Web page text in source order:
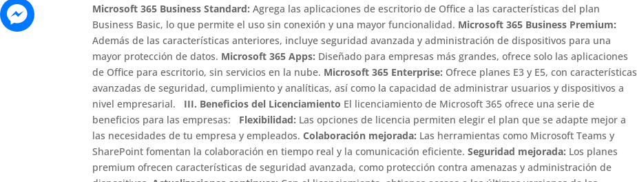
Microsoft 365 Business Standard: Agrega las aplicaciones de escritorio de Office a las características del plan
Business Basic, lo que permite el uso sin conexión y una mayor funcionalidad. Microsoft 365 Business Premium:
Además de las características anteriores, incluye seguridad avanzada y administración de dispositivos para una
mayor protección de datos. Microsoft 365 Apps: Diseñado para empresas más grandes, ofrece solo las aplicaciones
de Office para escritorio, sin servicios en la nube. Microsoft 365 Enterprise: Ofrece planes E3 y E5, con características
avanzadas de seguridad, cumplimiento y analíticas, así como la capacidad de administrar usuarios y dispositivos a
nivel empresarial. III. Beneficios del Licenciamiento El licenciamiento de Microsoft 365 ofrece una serie de
beneficios para las empresas: Flexibilidad: Las opciones de licencia permiten elegir el plan que se adapte mejor a
las necesidades de tu empresa y empleados.Colaboración mejorada: Las herramientas como Microsoft Teams y
SharePoint fomentan la colaboración en tiempo real y la comunicación eficiente.Seguridad mejorada: Los planes
premium ofrecen características de seguridad avanzada, como protección contra amenazas y administración de